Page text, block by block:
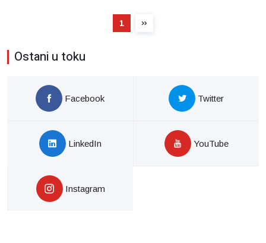
1
Ostani u toku
Facebook Twitter
LinkedIn YouTube
Instagram